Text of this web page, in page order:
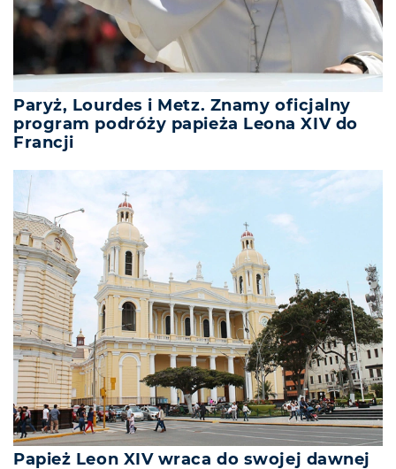
Paryż, Lourdes i Metz. Znamy oficjalny
program podróży papieża Leona XIV do
Francji
Papież Leon XIV wraca do swojej dawnej